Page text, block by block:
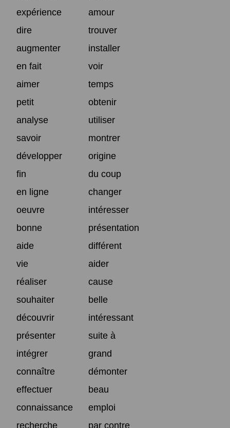
expérience
amour
dire
trouver
augmenter
installer
en fait
voir
aimer
temps
petit
obtenir
analyse
utiliser
savoir
montrer
développer
origine
fin
du coup
en ligne
changer
oeuvre
intéresser
bonne
présentation
aide
différent
vie
aider
réaliser
cause
souhaiter
belle
découvrir
intéressant
présenter
suite à
intégrer
grand
connaître
démonter
effectuer
beau
connaissance
emploi
recherche
par contre